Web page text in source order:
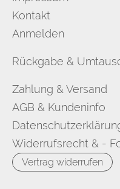
Kontakt
Anmelden
Rückgabe &
Zahlung & Versand
AGB & Kundeninfo
Widerrufsrecht & -
Vertrag widerrufen